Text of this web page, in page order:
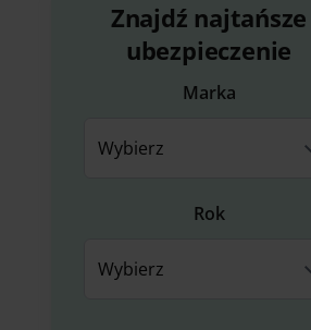
Znajdź najtańsze
ubezpieczenie
Marka
Rok